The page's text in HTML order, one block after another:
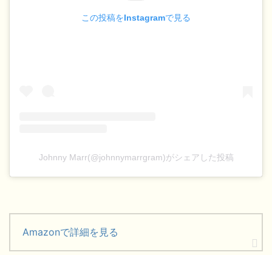
この投稿をInstagramで見る
Johnny Marr(@johnnymarrgram)がシェアした投稿
Amazonで詳細を見る